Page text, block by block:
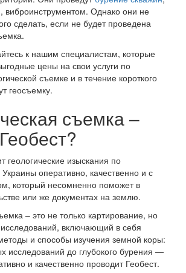
виброинструментом. Однако они не
сделать, если не будет проведена
к нашим специалистам, которые
цены на свои услуги по
съемке и в течение короткого
геосъемку.
съемка –
геологические изыскания по
оперативно, качественно и с
который несомненно поможет в
или же документах на землю.
– это не только картирование, но
включающий в себя
и способы изучения земной коры:
исследований до глубокого бурения —
и качественно проводит Геобест.